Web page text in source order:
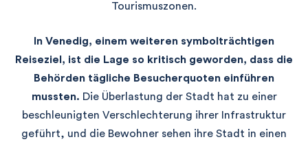
Tourismuszonen.
In Venedig, einem weiteren symbolträchtigen
Reiseziel, ist die Lage so kritisch geworden, dass die
Behörden tägliche Besucherquoten einführen
mussten. Die Überlastung der Stadt hat zu einer
beschleunigten Verschlechterung ihrer Infrastruktur
geführt, und die Bewohner sehen ihre Stadt in einen